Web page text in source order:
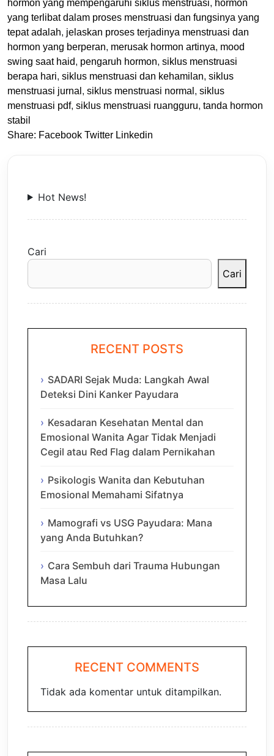
hormon yang mempengaruhi siklus menstruasi, hormon
yang terlibat dalam proses menstruasi dan fungsinya yang
tepat adalah, jelaskan proses terjadinya menstruasi dan
hormon yang berperan, merusak hormon artinya, mood
swing saat haid, pengaruh hormon, siklus menstruasi
berapa hari, siklus menstruasi dan kehamilan, siklus
menstruasi jurnal , siklus menstruasi normal , siklus
menstruasi pdf, siklus menstruasi ruangguru, tanda hormon
stabil
Share: Facebook Twitter Linkedin
Hot News!
Cari
Cari
RECENT POSTS
SADARI Sejak Muda: Langkah Awal
Deteksi Dini Kanker Payudara
Kesadaran Kesehatan Mental dan
Emosional Wanita Agar Tidak Menjadi
Cegil atau Red Flag dalam Pernikahan
Psikologis Wanita dan Kebutuhan
Emosional Memahami Sifatnya
Mamografi vs USG Payudara: Mana
yang Anda Butuhkan?
Cara Sembuh dari Trauma Hubungan
Masa Lalu
RECENT COMMENTS
Tidak ada komentar untuk ditampilkan.